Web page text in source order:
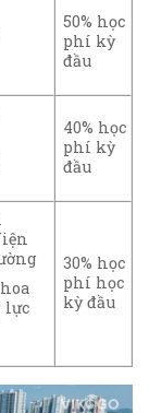
50% học
phí kỳ
đầu
40% học
phí kỳ
đầu
lực
30% học
phí học
kỳ đầu